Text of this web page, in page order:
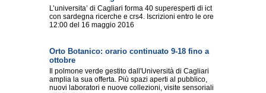
L’universita’ di Cagliari forma 40 superesperti di ict
con sardegna ricerche e crs4. Iscrizioni entro le ore
12:00 del 16 maggio 2016
Orto Botanico: orario continuato 9-18 fino a
ottobre
Il polmone verde gestito dall'Università di Cagliari
amplia la sua offerta. Più spazi aperti al pubblico,
nuovi laboratori e nuove collezioni, visite sensoriali